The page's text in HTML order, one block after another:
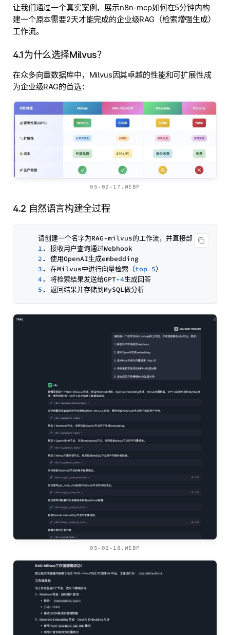
让我们通过一个真实案例，展示n8n-mcp如何在5分钟内构
建一个原本需要2天才能完成的企业级RAG（检索增强生成）
工作流。
4.1为什么选择Milvus？
在众多向量数据库中，Milvus因其卓越的性能和可扩展性成
为企业级RAG的首选：
05-02-17.WEBP
4.2 自然语言构建全过程
请创建一个名字为RAG-milvus的工作流，并直接部署在n8n平
1. 接收用户查询通过Webhook
2. 使用OpenAI生成embedding
3. 在Milvus中进行向量检索（top 5）
4. 将检索结果发送给GPT-4生成回答
5
05-02-18.WEBP